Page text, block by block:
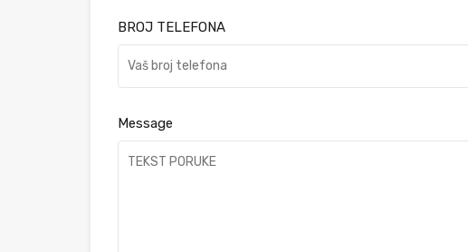
BROJ TELEFONA
Message